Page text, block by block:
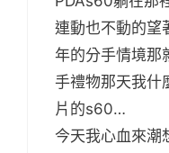
連動也不動的望
年的分手情境那
手禮物那天我什
片的s60…
今天我心血來潮